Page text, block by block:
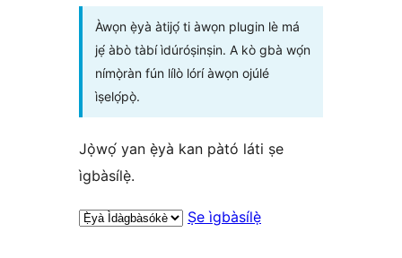
Àwọn ẹ̀yà àtijọ́ ti àwọn plugin lè má
jẹ́ àbò tàbí ìdúróṣinṣin. A kò gbà wọ́n
nímọ̀ràn fún lílò lórí àwọn ojúlé
ìṣelọ́pọ̀.
Jọ̀wọ́ yan ẹ̀yà kan pàtó láti ṣe
ìgbàsílẹ̀.
Ṣe ìgbàsílẹ̀